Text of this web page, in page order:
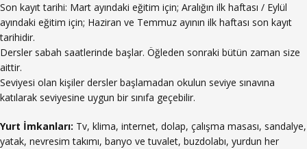
Son kayıt tarihi: Mart ayındaki eğitim için; Aralığın ilk haftası / Eylül
ayındaki eğitim için; Haziran ve Temmuz ayının ilk haftası son kayıt
tarihidir.
Dersler sabah saatlerinde başlar. Öğleden sonraki bütün zaman size
aittir.
Seviyesi olan kişiler dersler başlamadan okulun seviye sınavına
katılarak seviyesine uygun bir sınıfa geçebilir.
Yurt İmkanları: Tv, klima, internet, dolap, çalışma masası, sandalye,
yatak, nevresim takımı, banyo ve tuvalet, buzdolabı, yurdun her